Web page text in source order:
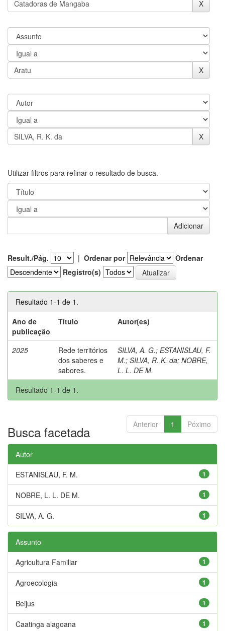
Utilizar filtros para refinar o resultado de busca.
Result./Pág. | Ordenar por
Ordenar
Registro(s)
Resultado 1-1 de 1.
Ano de
publicação
Título Autor(es)
2025
Rede territórios
dos saberes e
sabores.
SILVA, A. G.; ESTANISLAU, F.
M.; SILVA, R. K. da; NOBRE,
L. L. DE M.
Resultado 1-1 de 1.
Anterior 1 Póximo
Busca facetada
Autor
1
ESTANISLAU, F. M.
1
NOBRE, L. L. DE M.
1
SILVA, A. G.
Assunto
1
Agricultura Familiar
1
Agroecologia
1
Beijus
1
Caatinga alagoana